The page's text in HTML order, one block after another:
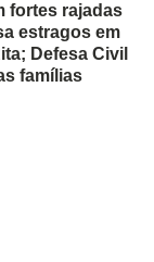
fortes rajadas
estragos em
Defesa Civil
famílias